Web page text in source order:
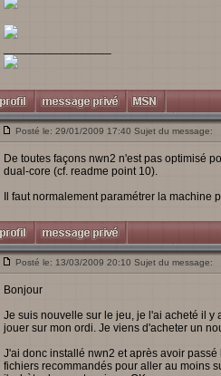
Posté le: 29/01/2009 17:40 Sujet du message:
De toutes façons nwn2 n'est pas optimisé
dual-core (cf. readme point 10).
Il faut normalement paramétrer la
Posté le: 13/03/2009 20:10 Sujet du message:
Bonjour
Je suis nouvelle sur le jeu, je l'ai acheté il
jouer sur mon ordi. Je viens d'acheter un
J'ai donc installé nwn2 et après avoir
fichiers recommandés pour aller au moins